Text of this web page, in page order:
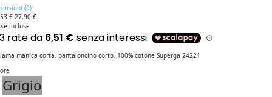
(0)
€ 27,90 €
incluse
manica corta, pantaloncino corto, 100% cotone Superga 24221
Grigio